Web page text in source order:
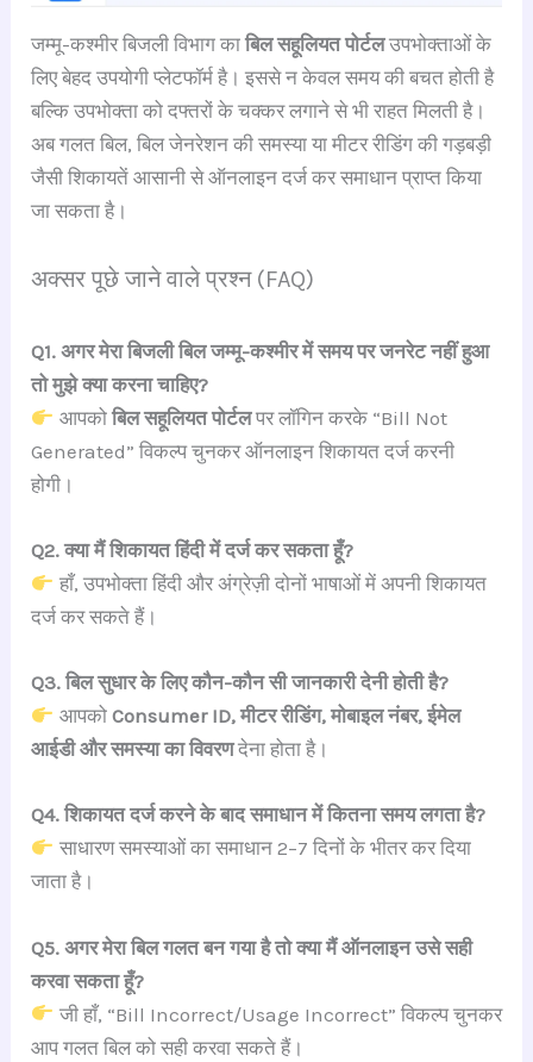
जम्मू-कश्मीर बिजली विभाग काबिल सहूलियत पोर्टलउपभोक्ताओं के
लिए बेहद उपयोगी प्लेटफॉर्म है। इससे न केवल समय की बचत होती है
बल्कि उपभोक्ता को दफ्तरों के चक्कर लगाने से भी राहत मिलती है।
अब गलत बिल, बिल जेनरेशन की समस्या या मीटर रीडिंग की गड़बड़ी
जैसी शिकायतें आसानी से ऑनलाइन दर्ज कर समाधान प्राप्त किया
जा सकता है।
अक्सर पूछे जाने वाले प्रश्न (FAQ)
Q1. अगर मेरा बिजली बिल जम्मू-कश्मीर में समय पर जनरेट नहीं हुआ
तो मुझे क्या करना चाहिए?
आपको बिल सहूलियत पोर्टलपर लॉगिन करके “Bill Not
Generated” विकल्प चुनकर ऑनलाइन शिकायत दर्ज करनी
होगी।
Q2. क्या मैं शिकायत हिंदी में दर्ज कर सकता हूँ?
हाँ, उपभोक्ता हिंदी और अंग्रेज़ी दोनों भाषाओं में अपनी शिकायत
दर्ज कर सकते हैं।
Q3. बिल सुधार के लिए कौन-कौन सी जानकारी देनी होती है?
आपको Consumer ID, मीटर रीडिंग, मोबाइल नंबर, ईमेल
आईडी और समस्या का विवरणदेना होता है।
Q4. शिकायत दर्ज करने के बाद समाधान में कितना समय लगता है?
साधारण समस्याओं का समाधान 2–7 दिनों के भीतर कर दिया
जाता है।
Q5. अगर मेरा बिल गलत बन गया है तो क्या मैं ऑनलाइन उसे सही
करवा सकता हूँ?
जी हाँ, “Bill Incorrect/Usage Incorrect” विकल्प चुनकर
आप गलत बिल को सही करवा सकते हैं।